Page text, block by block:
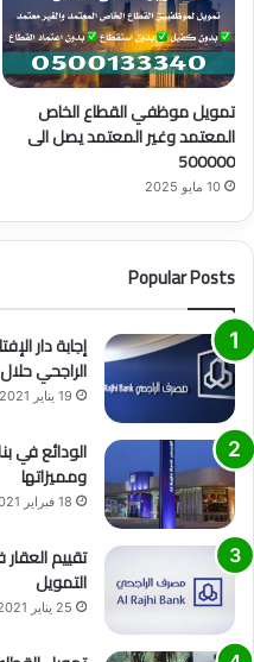
تمويل موظفي القطاع الخاص
المعتمد وغير المعتمد يصل الى
500000
10 مايو 2025
Popular Posts
إجابة دار
الراجحي
19 يناير 2021
الودائع في
ومميزاتها
18 فبراير 2021
تقييم
التمويل
25 يناير 2021